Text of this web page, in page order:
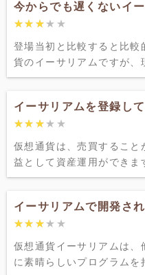
今からでも遅くないイ
★★★★★
★★★★★
登場当初と比較すると比較
貨のイーサリアムですが、
イーサリアムを登録し
★★★★★
★★★★★
仮想通貨は、売買すること
益として資産運用ができま
イーサリアムで開発さ
★★★★★
★★★★★
仮想通貨イーサリアムは、
に素晴らしいプログラムを